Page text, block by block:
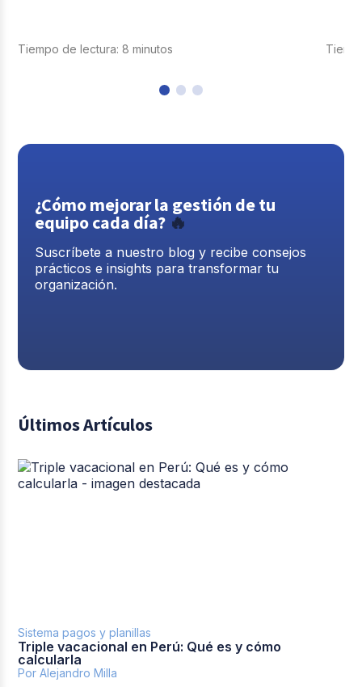
Tiempo de lectura: 8 minutos
¿Cómo mejorar la gestión de tu
equipo cada día? 🔥
Suscríbete a nuestro blog y recibe consejos
prácticos e insights para transformar tu
organización.
Últimos Artículos
Sistema pagos y planillas
Triple vacacional en Perú: Qué es y cómo
calcularla
Por Alejandro Milla